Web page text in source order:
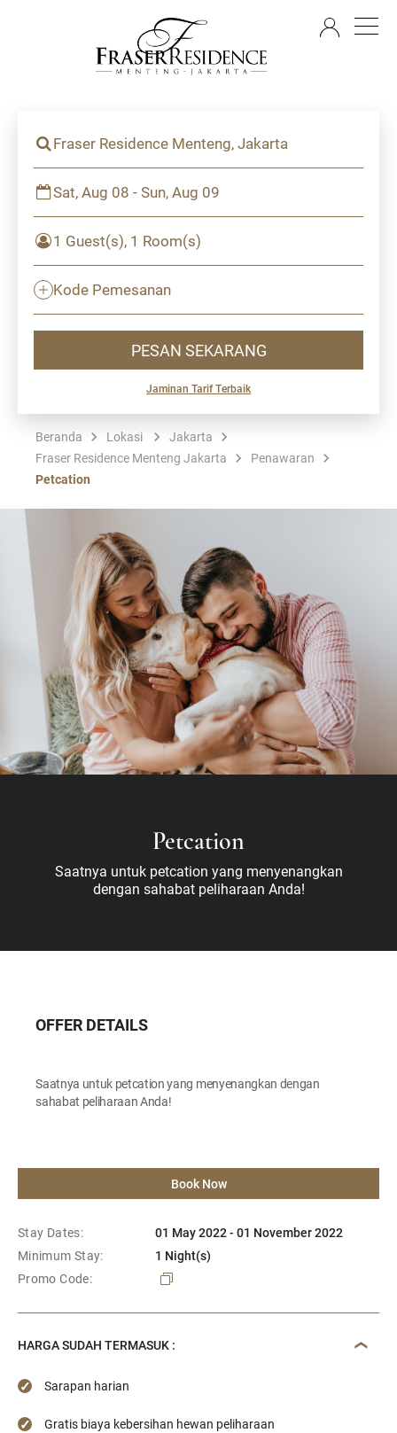
Fraser Residence Menteng, Jakarta
Sat, Aug 08 - Sun, Aug 09
1 Guest(s), 1 Room(s)
Kode Pemesanan
PESAN SEKARANG
Jaminan Tarif Terbaik
Beranda Lokasi
Jakarta
Fraser Residence Menteng Jakarta
Penawaran
Petcation
Petcation
Saatnya untuk petcation yang menyenangkan
dengan sahabat peliharaan Anda!
OFFER DETAILS
Saatnya untuk petcation yang menyenangkan dengan
sahabat peliharaan Anda!
Book Now
Stay Dates:
01 May 2022 - 01 November 2022
Minimum Stay:
1 Night(s)
Promo Code:
HARGA SUDAH TERMASUK :
Sarapan harian
Gratis biaya kebersihan hewan peliharaan